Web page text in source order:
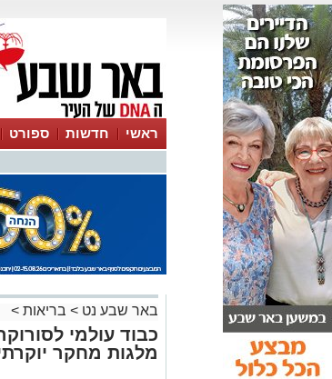
ראשי חדשות ספורט
באר שבע נט > בריאות >
כבוד עולמי
מלגות מחקר